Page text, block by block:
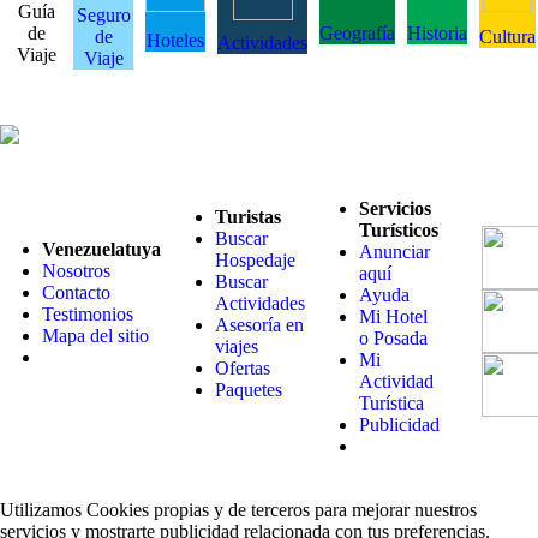
Guía
de
Viaje
Seguro
de
Viaje
Hoteles Actividades Geografía Historia Cultura
Venezuelatuya
Nosotros
Contacto
Testimonios
Mapa del sitio
Turistas
Buscar
Hospedaje
Buscar
Actividades
Asesoría en
viajes
Ofertas
Paquetes
Servicios
Turísticos
Anunciar
aquí
Ayuda
Mi Hotel
o Posada
Mi
Actividad
Turística
Publicidad
Utilizamos Cookies propias y de terceros para mejorar nuestros
servicios y mostrarte publicidad relacionada con tus preferencias.